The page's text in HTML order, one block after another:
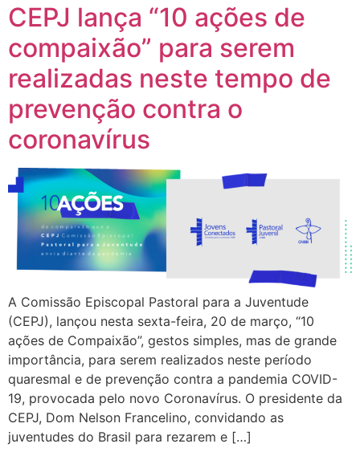
CEPJ lança “10 ações de
compaixão” para serem
realizadas neste tempo de
prevenção contra o
coronavírus
A Comissão Episcopal Pastoral para a Juventude
(CEPJ), lançou nesta sexta-feira, 20 de março, “10
ações de Compaixão”, gestos simples, mas de grande
importância, para serem realizados neste período
quaresmal e de prevenção contra a pandemia COVID-
19, provocada pelo novo Coronavírus. O presidente da
CEPJ, Dom Nelson Francelino, convidando as
juventudes do Brasil para rezarem e […]